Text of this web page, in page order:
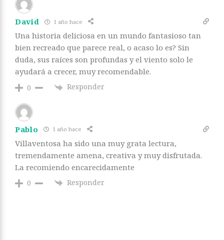
David 1 año hace
Una historia deliciosa en un mundo fantasioso tan
bien recreado que parece real, o acaso lo es? Sin
duda, sus raíces son profundas y el viento solo le
ayudará a crecer, muy recomendable.
0 Responder
Pablo 1 año hace
Villaventosa ha sido una muy grata lectura,
tremendamente amena, creativa y muy disfrutada.
La recomiendo encarecidamente
0 Responder